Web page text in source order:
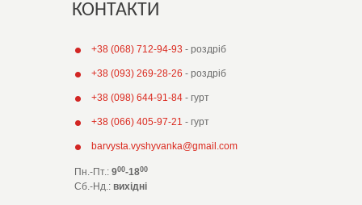
КОНТАКТИ
+38 (068) 712-94-93 - роздріб
+38 (093) 269-28-26 - роздріб
+38 (098) 644-91-84 - гурт
+38 (066) 405-97-21 - гурт
barvysta.vyshyvanka@gmail.com
Пн.-Пт.: 900-1800
Сб.-Нд.: вихідні